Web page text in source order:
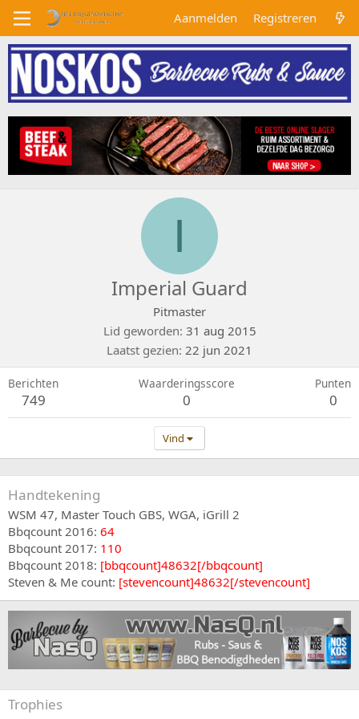
Aanmelden Registreren
I
Imperial Guard
Pitmaster
Lid geworden 31 aug 2015
Laatst gezien 22 jun 2021
Berichten
749
Waarderingsscore
0
Punten
0
Vind
Handtekening
WSM 47, Master Touch GBS, WGA, iGrill 2
Bbqcount 2016: 64
Bbqcount 2017: 110
Bbqcount 2018: [bbqcount]48632[/bbqcount]
Steven & Me count: [stevencount]48632[/stevencount]
Trophies